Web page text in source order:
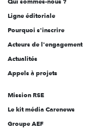
Ligne éditoriale
Pourquoi s'inscrire
Acteurs de l'engagement
Actualités
Appels à projets
Mission RSE
Le kit média Carenews
Groupe AEF